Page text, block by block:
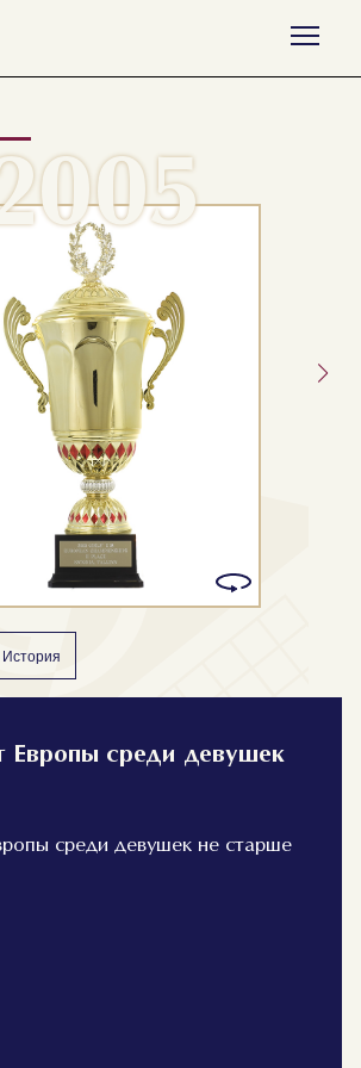
История
Европы среди девушек
среди девушек не старше